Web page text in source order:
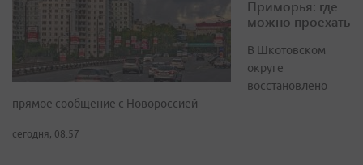
Приморья: где
можно проехать
В Шкотовском
округе
восстановлено
прямое сообщение с Новороссией
сегодня, 08:57